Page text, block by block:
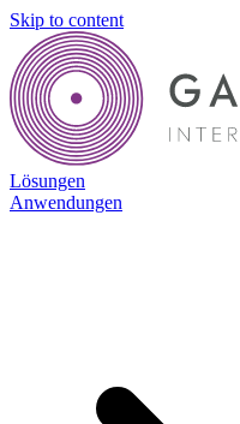
Skip to content
Lösungen
Anwendungen